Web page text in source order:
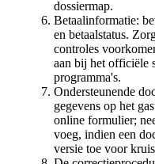
dossiermap.
Betaalinformatie:
en betaalstatus.
controles
aan bij het officiële
programma's.
Ondersteunende
gegevens op het
online formulier;
voeg, indien een
versie toe voor